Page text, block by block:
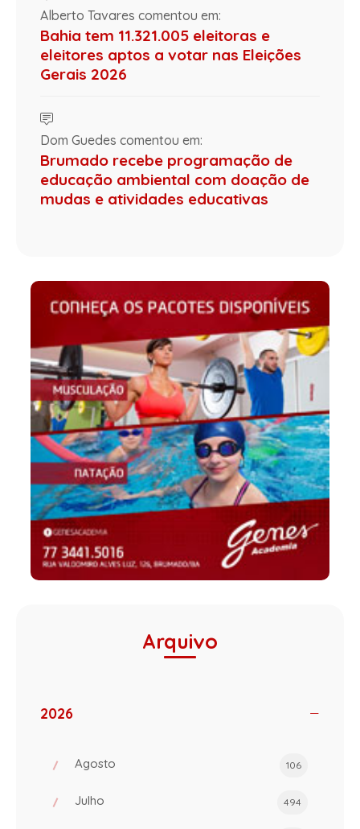
Alberto Tavares comentou em:
Bahia tem 11.321.005 eleitoras e
eleitores aptos a votar nas Eleições
Gerais 2026
Dom Guedes comentou em:
Brumado recebe programação de
educação ambiental com doação de
mudas e atividades educativas
Arquivo
2026
Agosto 106
Julho 494